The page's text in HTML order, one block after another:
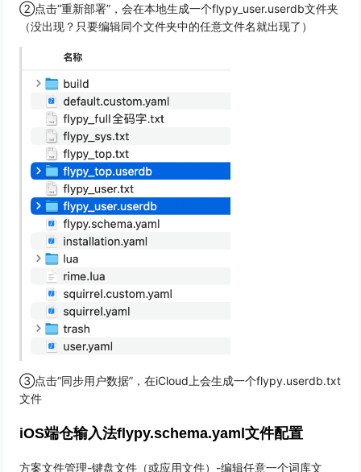
②点击“重新部署”，会在本地生成一个flypy_user.userdb文件夹
（没出现？只要编辑同个文件夹中的任意文件名就出现了）
③点击“同步用户数据”，在iCloud上会生成一个flypy.userdb.txt
文件
iOS端仓输入法flypy.schema.yaml文件配置
方案文件管理-键盘文件（或应用文件）-编辑任意一个词库文